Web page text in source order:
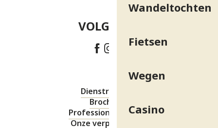
Wandeltochten
Fietsen
Wegen
Casino
VOLG ONS!
Dienstregeling
Brochures
Professionele ruimte
Onze verplichtingen